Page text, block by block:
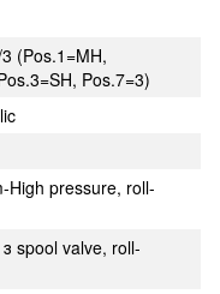
(Pos.1=MH,
Pos.7=3)
High pressure, roll-
spool valve, roll-